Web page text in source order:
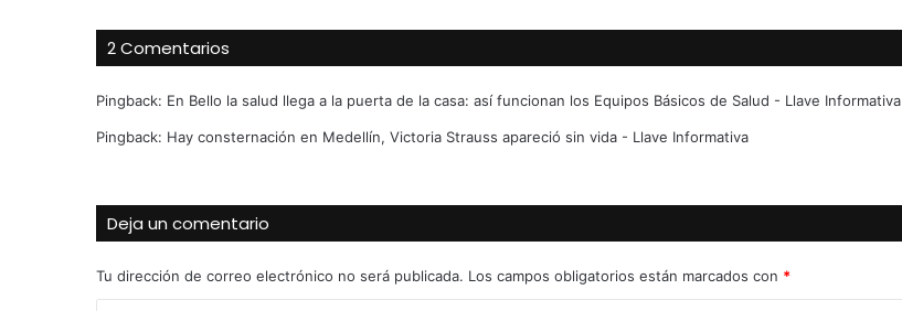
2 Comentarios
Pingback: En Bello la salud llega a la puerta de la casa: así funcionan los Equipos Básicos de Salud - Llave Informativa
Pingback: Hay consternación en Medellín, Victoria Strauss apareció sin vida - Llave Informativa
Deja un comentario
Tu dirección de correo electrónico no será publicada. Los campos obligatorios están marcados con *